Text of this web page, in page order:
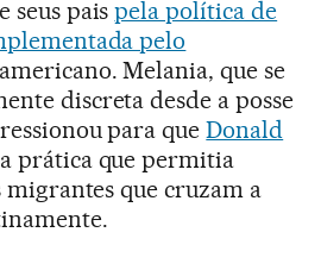
seus paispela política de
pelo
Melania, que se
discreta desde a posse
para queDonald
prática que permitia
que cruzam a